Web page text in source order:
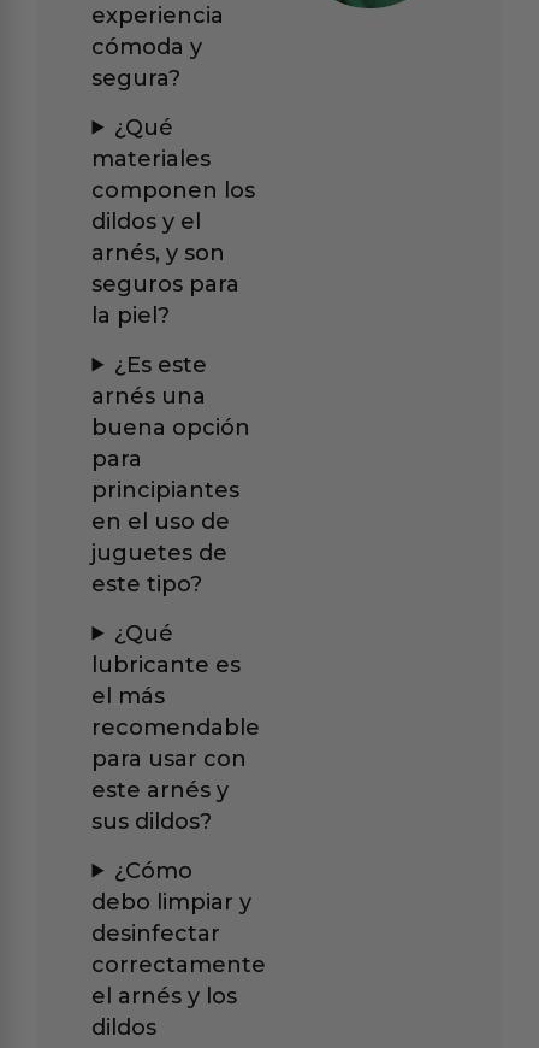
experiencia
cómoda y
segura?
¿Qué
materiales
componen los
dildos y el
arnés, y son
seguros para
la piel?
¿Es este
arnés una
buena opción
para
principiantes
en el uso de
juguetes de
este tipo?
¿Qué
lubricante es
el más
recomendable
para usar con
este arnés y
sus dildos?
¿Cómo
debo limpiar y
desinfectar
correctamente
el arnés y los
dildos